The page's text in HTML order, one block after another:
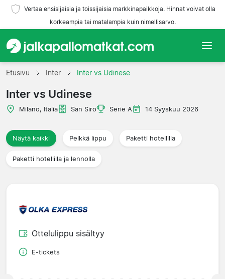
Vertaa ensisijaisia ja toissijaisia markkinapaikkoja. Hinnat voivat olla
korkeampia tai matalampia kuin nimellisarvo.
Etusivu
Joukkueet
Matkatoimistoja
Etusivu Inter Inter vs Udinese
Inter vs Udinese
Milano, Italia San Siro Serie A 14 Syyskuu 2026
Näytä kaikki Pelkkä lippu Paketti hotellilla
Paketti hotellilla ja lennolla
Ottelulippu sisältyy
E-tickets